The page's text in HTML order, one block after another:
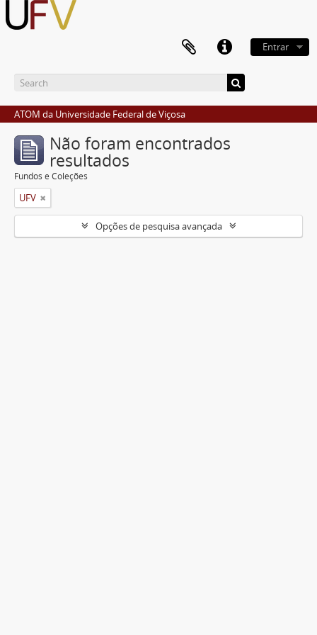
Entrar
ATOM da Universidade Federal de Viçosa
Não foram encontrados
resultados
Fundos e Coleções
UFV
Opções de pesquisa avançada